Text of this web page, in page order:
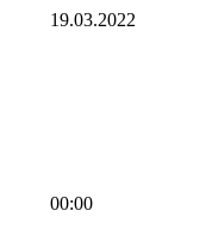
19.03.2022
00:00